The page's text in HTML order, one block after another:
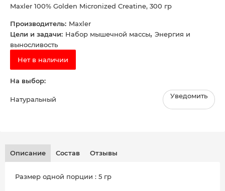
Maxler 100% Golden Micronized Creatine, 300 гр
Производитель: Maxler
Цели и задачи: Набор мышечной массы, Энергия и
выносливость
Нет в наличии
На выбор:
Натуральный Уведомить
Описание Состав Отзывы
Размер одной порции : 5 гр